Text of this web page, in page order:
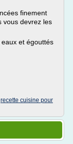
finement
vous devrez les
et égouttés
recette cuisine pour